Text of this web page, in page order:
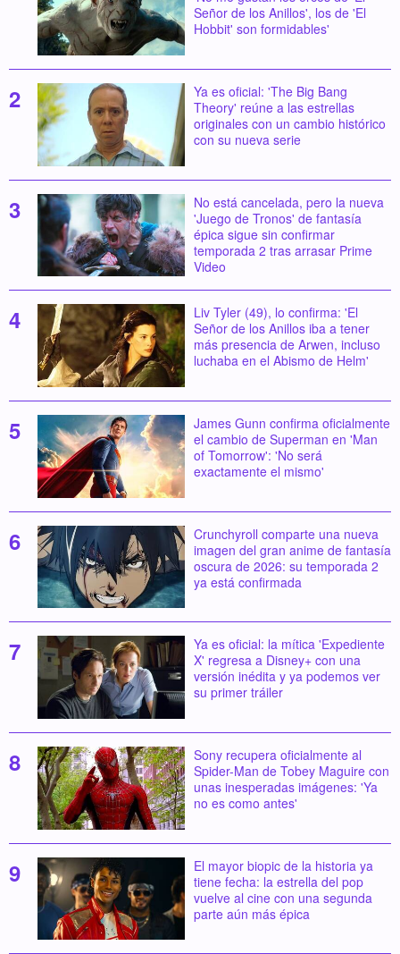
Señor de los Anillos', los de 'El
Hobbit' son formidables'
Ya es oficial: 'The Big Bang
Theory' reúne a las estrellas
originales con un cambio histórico
con su nueva serie
No está cancelada, pero la nueva
'Juego de Tronos' de fantasía
épica sigue sin confirmar
temporada 2 tras arrasar Prime
Video
Liv Tyler (49), lo confirma: 'El
Señor de los Anillos iba a tener
más presencia de Arwen, incluso
luchaba en el Abismo de Helm'
James Gunn confirma oficialmente
el cambio de Superman en 'Man
of Tomorrow': 'No será
exactamente el mismo'
Crunchyroll comparte una nueva
imagen del gran anime de fantasía
oscura de 2026: su temporada 2
ya está confirmada
Ya es oficial: la mítica 'Expediente
X' regresa a Disney+ con una
versión inédita y ya podemos ver
su primer tráiler
Sony recupera oficialmente al
Spider-Man de Tobey Maguire con
unas inesperadas imágenes: 'Ya
no es como antes'
El mayor biopic de la historia ya
tiene fecha: la estrella del pop
vuelve al cine con una segunda
parte aún más épica